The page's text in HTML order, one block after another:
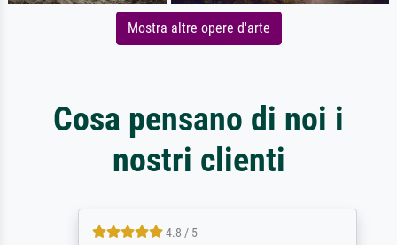
Mostra altre opere d'arte
Cosa pensano di noi i
nostri clienti
4.8 / 5